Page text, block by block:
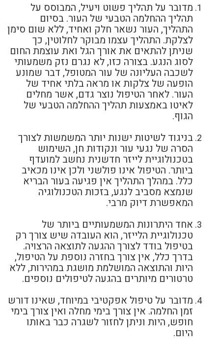
מדובר על תהליך פשוט ויעיל, המבוסס על
תהליך ההחלמה הטבעי של העור. בסיום
התהליך, העור נשאר חלק ואחיד, ללא שום סימן
לצלקת. התהליך עצמו מבוקר לחלוטין, כך
שניתן להתאים את אורך הגל ואת עוצמת החום
לסוג הנגע. בצורה כזו, לא נגרם נזק משמעותי
לשכבה העליונה של עור המטופל, דבר שמונע
הופעה של צלקות או מראה בלתי אחיד של
העור. לאחר הטיפול נוצר גדם, אשר מחלים
לאיטו באמצעות תהליך ההחלמה הטבעי של
הגוף.
בניגוד לשיטות ישנות יותר המשמשות לצורך
הסרה של נגעי עור ונקודות חן, השימוש
בטכנולוגיית לייזר חדשנית נחשב למועדף
ביותר. הטיפול אינו פולשני ולכן אינו מכאיב
כלל. במהלך התהליך אין פגיעה בעור הבריא
שנמצא מסביב לנגע, בזכות הטכנולוגיה
המאפשרת דיוק מרבי.
אחד היתרונות המשמעותיים ביותר של
טכנולוגיית הלייזר, הוא העובדה שיש צורך רק
בטיפול בודד לצורך ההגעה לתוצאה הרצויה.
בדרך כלל, אין צורך בחזרה נוספת על הטיפול,
היות והתוצאה המושלמת מושגת במהירות, ללא
טרטורים מיותרים בהגעה לטיפולים נוספים.
מדובר על טיפול אפקטיבי במיוחד, שאינו דורש
זמן החלמה. אין צורך בימי מחלה ואין צורך בימי
חופש, היות וניתן לחזור לשגרה כבר באותו
היום.